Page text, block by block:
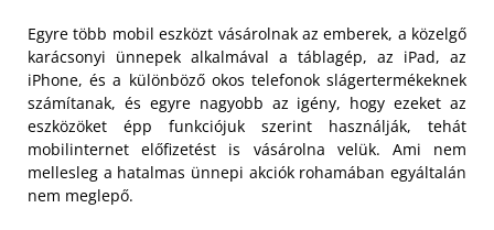
Egyre több mobil eszközt vásárolnak az emberek, a közelgő
karácsonyi ünnepek alkalmával a táblagép, az iPad, az
iPhone, és a különböző okos telefonok slágertermékeknek
számítanak, és egyre nagyobb az igény, hogy ezeket az
eszközöket épp funkciójuk szerint használják, tehát
mobilinternet előfizetést is vásárolna velük. Ami nem
mellesleg a hatalmas ünnepi akciók rohamában egyáltalán
nem meglepő.